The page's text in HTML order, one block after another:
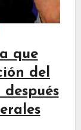
que
del